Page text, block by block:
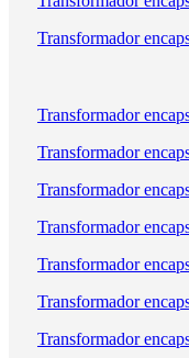
Transformador
Transformador
Transformador
Transformador
Transformador
Transformador
Transformador
Transformador